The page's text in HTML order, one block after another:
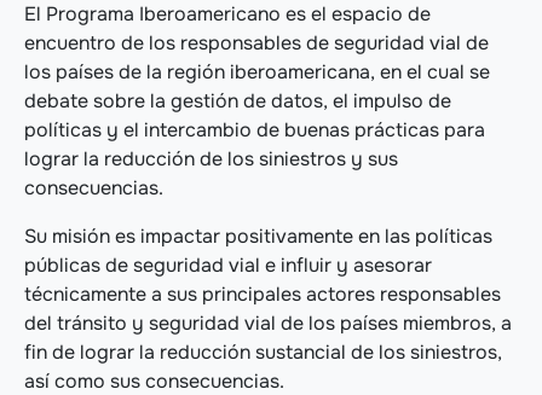
El Programa Iberoamericano es el espacio de
encuentro de los responsables de seguridad vial de
los países de la región iberoamericana, en el cual se
debate sobre la gestión de datos, el impulso de
políticas y el intercambio de buenas prácticas para
lograr la reducción de los siniestros y sus
consecuencias.
Su misión es impactar positivamente en las políticas
públicas de seguridad vial e influir y asesorar
técnicamente a sus principales actores responsables
del tránsito y seguridad vial de los países miembros, a
fin de lograr la reducción sustancial de los siniestros,
así como sus consecuencias.